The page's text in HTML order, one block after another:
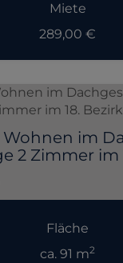
Miete
289,00 €
im
2 Zimmer im
Fläche
ca. 91 m2